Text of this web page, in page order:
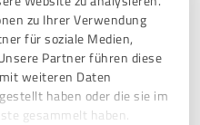
zu Ihrer Verwendung
für soziale Medien,
Partner führen diese
weiteren Daten
haben oder die sie im
gesammelt haben.
zu: